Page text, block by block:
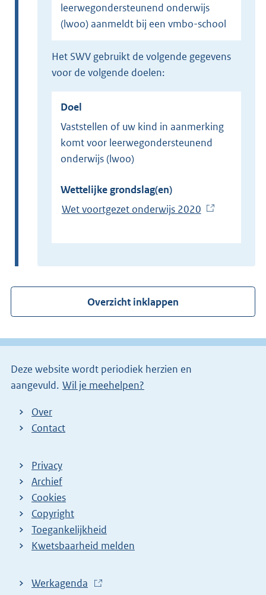
leerwegondersteunend onderwijs
(lwoo) aanmeldt bij een vmbo-school
Het SWV gebruikt de volgende gegevens
voor de volgende doelen:
Doel
Vaststellen of uw kind in aanmerking
komt voor leerwegondersteunend
onderwijs (lwoo)
Wettelijke grondslag(en)
Wet voortgezet onderwijs 2020
x
r
l
Overzicht inklappen
Deze website wordt periodiek herzien en
aangevuld. Wil je meehelpen?
Over
Contact
Privacy
Archief
Cookies
Copyright
Toegankelijkheid
Kwetsbaarheid melden
Werkagenda